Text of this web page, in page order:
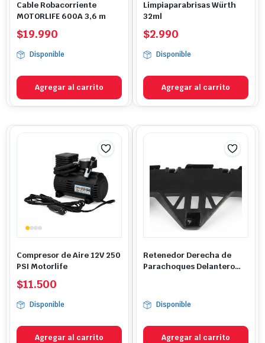
Cable Robacorriente
MOTORLIFE 600A 3,6 m
$19.990
Disponible
Agregar al carrito
Limpiaparabrisas Würth
32ml
$2.990
Disponible
Agregar al carrito
Compresor de Aire 12V 250
PSI Motorlife
$11.500
Disponible
Agregar al carrito
Retenedor Derecha de
Parachoques Delantero
Disponible
Agregar al carrito